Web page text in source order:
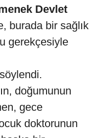
Devlet
burada bir sağlık
gerekçesiyle
doğumunun
gece
doktorunun